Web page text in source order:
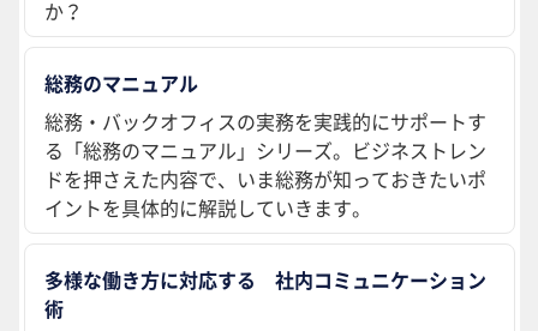
か？
総務のマニュアル
総務・バックオフィスの実務を実践的にサポートす
る「総務のマニュアル」シリーズ。ビジネストレン
ドを押さえた内容で、いま総務が知っておきたいポ
イントを具体的に解説していきます。
多様な働き方に対応する 社内コミュニケーション
術